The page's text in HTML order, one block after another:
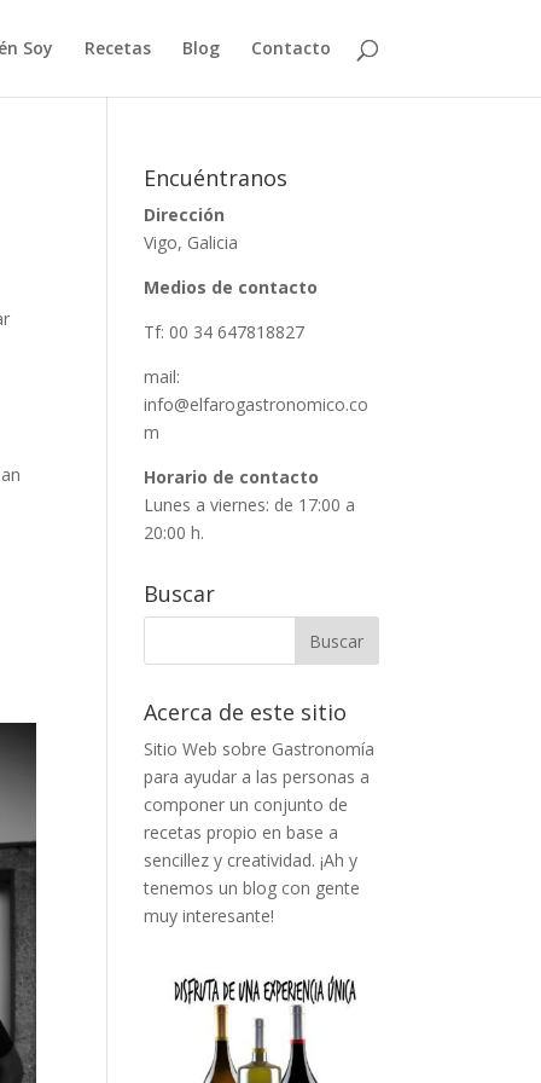
Soy Recetas Blog Contacto
Encuéntranos
Dirección
Vigo, Galicia
Medios de contacto
Tf: 00 34 647818827
mail:
info@elfarogastronomico.co
m
Horario de contacto
Lunes a viernes: de 17:00 a
20:00 h.
Buscar
Acerca de este sitio
Sitio Web sobre Gastronomía
para ayudar a las personas a
componer un conjunto de
recetas propio en base a
sencillez y creatividad. ¡Ah y
tenemos un blog con gente
muy interesante!